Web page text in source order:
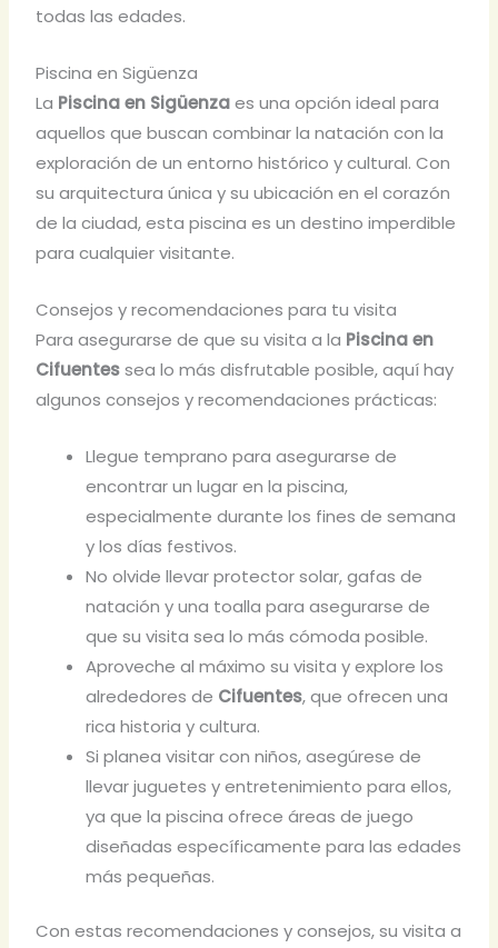
todas las edades.
Piscina en Sigüenza
La Piscina en Sigüenzaes una opción ideal para
aquellos que buscan combinar la natación con la
exploración de un entorno histórico y cultural. Con
su arquitectura única y su ubicación en el corazón
de la ciudad, esta piscina es un destino imperdible
para cualquier visitante.
Consejos y recomendaciones para tu visita
Para asegurarse de que su visita a la Piscina en
Cifuentessea lo más disfrutable posible, aquí hay
algunos consejos y recomendaciones prácticas:
Llegue temprano para asegurarse de
encontrar un lugar en la piscina,
especialmente durante los fines de semana
y los días festivos.
No olvide llevar protector solar, gafas de
natación y una toalla para asegurarse de
que su visita sea lo más cómoda posible.
Aproveche al máximo su visita y explore los
alrededores de Cifuentes, que ofrecen una
rica historia y cultura.
Si planea visitar con niños, asegúrese de
llevar juguetes y entretenimiento para ellos,
ya que la piscina ofrece áreas de juego
diseñadas específicamente para las edades
más pequeñas.
Con estas recomendaciones y consejos, su visita a